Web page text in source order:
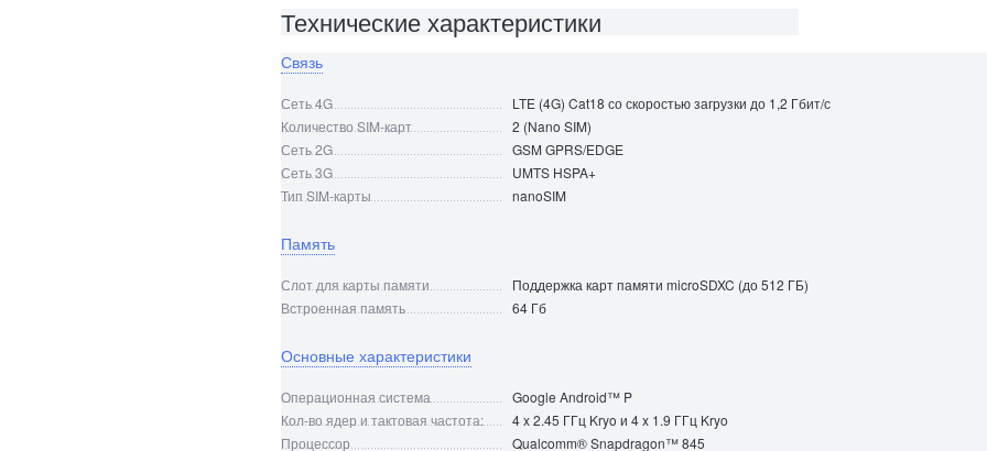
Технические характеристики
Связь
Сеть 4G
LTE (4G) Cat18 со скоростью загрузки до 1,2 Гбит/с
Количество SIM-карт
2 (Nano SIM)
Сеть 2G
GSM GPRS/EDGE
Сеть 3G
UMTS HSPA+
Тип SIM-карты
nanoSIM
Память
Слот для карты памяти
Поддержка карт памяти microSDXC (до 512 ГБ)
Встроенная память
64 Гб
Основные характеристики
Операционная система
Google Android™ P
Кол-во ядер и тактовая частота:
4 x 2.45 ГГц Kryo и 4 x 1.9 ГГц Kryo
Процессор
Qualcomm® Snapdragon™ 845